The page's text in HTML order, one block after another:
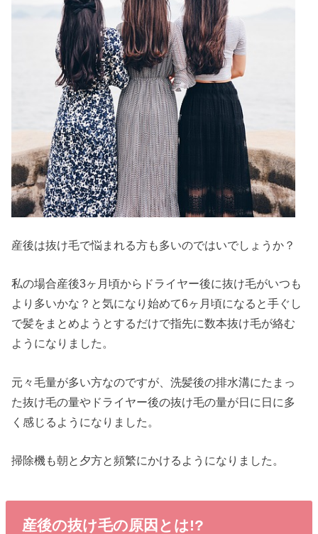
産後は抜け毛で悩まれる方も多いのではいでしょうか？
私の場合産後3ヶ月頃からドライヤー後に抜け毛がいつも
より多いかな？と気になり始めて6ヶ月頃になると手ぐし
で髪をまとめようとするだけで指先に数本抜け毛が絡む
ようになりました。
元々毛量が多い方なのですが、洗髪後の排水溝にたまっ
た抜け毛の量やドライヤー後の抜け毛の量が日に日に多
く感じるようになりました。
掃除機も朝と夕方と頻繁にかけるようになりました。
産後の抜け毛の原因とは!?